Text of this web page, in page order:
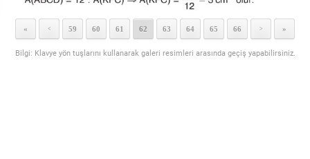
« < 59 60 61 62 63 64 65 66 > »
Bilgi: Klavye yön tuşlarını kullanarak galeri resimleri arasında geçiş yapabilirsiniz.